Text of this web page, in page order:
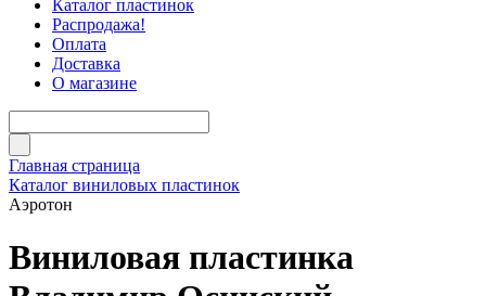
Каталог пластинок
Распродажа!
Оплата
Доставка
О магазине
Главная страница
Каталог виниловых пластинок
Аэротон
Виниловая пластинка